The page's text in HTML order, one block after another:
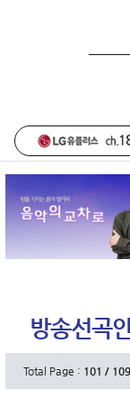
방송선곡
Total Page : 101 / 109